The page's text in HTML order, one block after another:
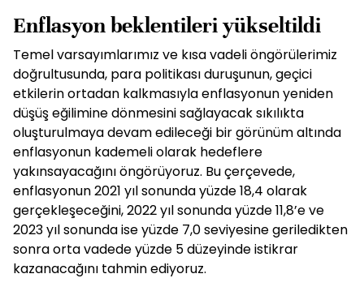
Enflasyon beklentileri yükseltildi
Temel varsayımlarımız ve kısa vadeli öngörülerimiz
doğrultusunda, para politikası duruşunun, geçici
etkilerin ortadan kalkmasıyla enflasyonun yeniden
düşüş eğilimine dönmesini sağlayacak sıkılıkta
oluşturulmaya devam edileceği bir görünüm altında
enflasyonun kademeli olarak hedeflere
yakınsayacağını öngörüyoruz. Bu çerçevede,
enflasyonun 2021 yıl sonunda yüzde 18,4 olarak
gerçekleşeceğini, 2022 yıl sonunda yüzde 11,8’e ve
2023 yıl sonunda ise yüzde 7,0 seviyesine geriledikten
sonra orta vadede yüzde 5 düzeyinde istikrar
kazanacağını tahmin ediyoruz.